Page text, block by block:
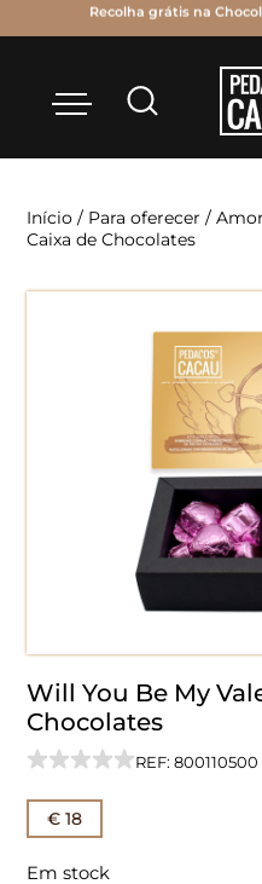
Recolha grátis na
Início / Para oferecer /Amor
Caixa de Chocolates
Will You Be My
Chocolates
REF: 800110500
€ 18
Em stock